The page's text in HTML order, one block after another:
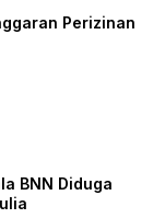
Perizinan
BNN Diduga